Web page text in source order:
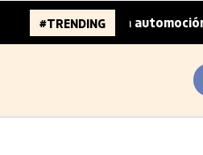
#TRENDING
de la automoción europea